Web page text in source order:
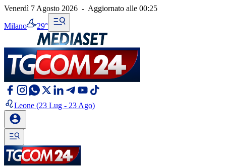
Venerdì 7 Agosto 2026 - Aggiornato alle 00:25
Milano 29°
Leone (23 Lug - 23 Ago)